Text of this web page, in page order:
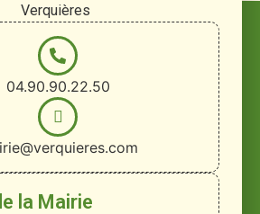
Verquières
04.90.90.22.50
la Mairie